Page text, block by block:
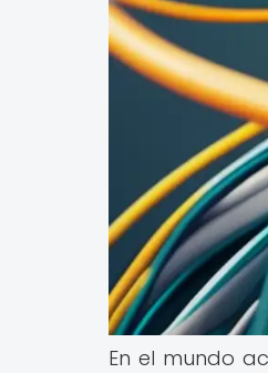
En el mundo